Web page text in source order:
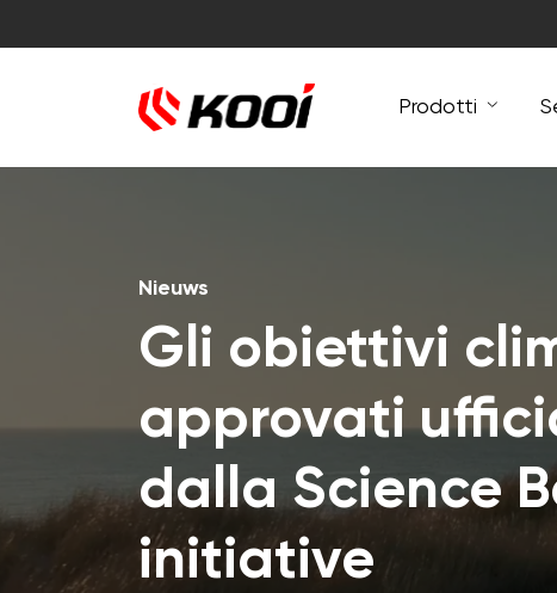
Prodotti
Nieuws
Gli obiettivi
approvati
dalla Science
initiative